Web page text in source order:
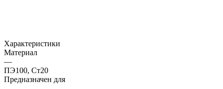
Характеристики
Материал
—
ПЭ100, Ст20
Предназначен для